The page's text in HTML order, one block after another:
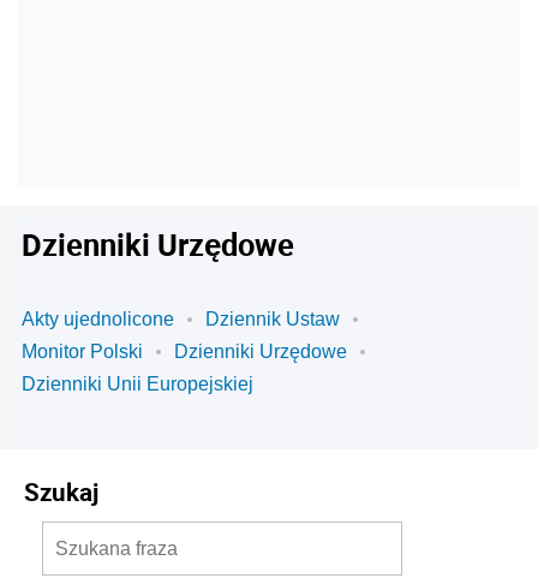
Dzienniki Urzędowe
Akty ujednolicone
Dziennik Ustaw
Monitor Polski
Dzienniki Urzędowe
Dzienniki Unii Europejskiej
Szukaj